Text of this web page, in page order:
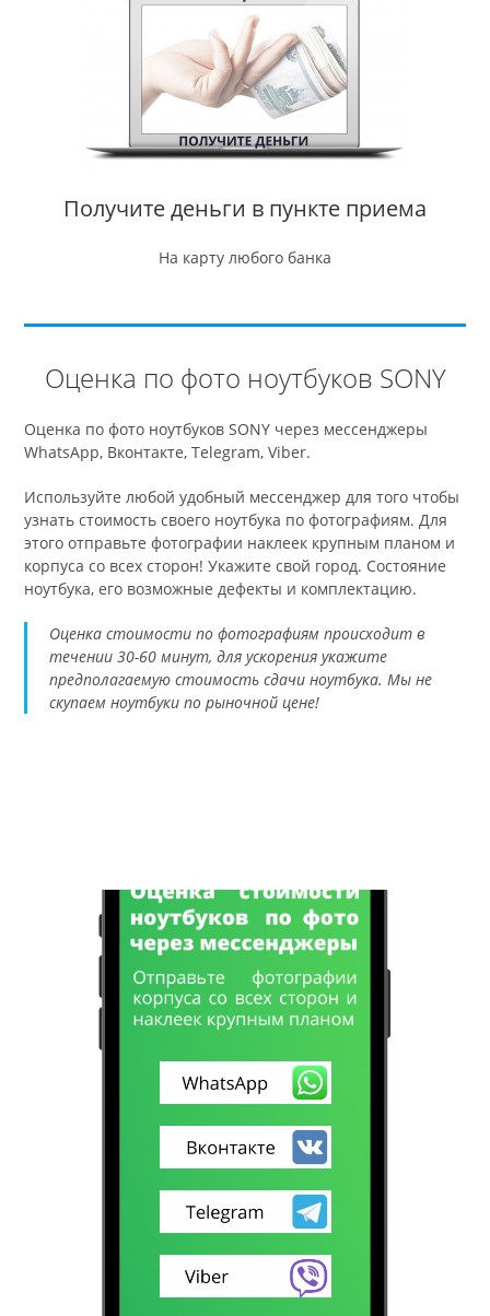
Получите деньги в пункте приема
На карту любого банка
Оценка по фото ноутбуков SONY
Оценка по фото ноутбуков SONY через мессенджеры
WhatsApp, Вконтакте, Telegram, Viber.
Используйте любой удобный мессенджер для того чтобы
узнать стоимость своего ноутбука по фотографиям. Для
этого отправьте фотографии наклеек крупным планом и
корпуса со всех сторон! Укажите свой город. Состояние
ноутбука, его возможные дефекты и комплектацию.
Оценка стоимости по фотографиям происходит в
течении 30-60 минут, для ускорения укажите
предполагаемую стоимость сдачи ноутбука. Мы не
скупаем ноутбуки по рыночной цене!